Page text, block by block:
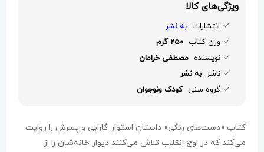
ویژگی‌های کالا
انتشارات به نشر
وزن کتاب 250 گرم
نویسنده مصطفی خرامان
ناشر به نشر
گروه سنی کودک ونوجوان
کتاب «دست‌های رنگی» داستان استوار گارابی و پسرش را روایت
می‌کند که در اوج انقلاب تلاش می‌کنند دیوار خانه‌شان را از